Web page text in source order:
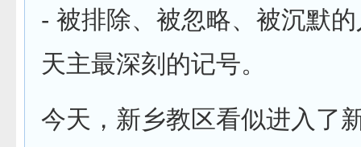
- 被排除、被忽略、被沉默
天主最深刻的记号。
今天，新乡教区看似进入了